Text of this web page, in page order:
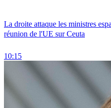
La droite attaque les ministres
réunion de l'UE sur Ceuta
10:15